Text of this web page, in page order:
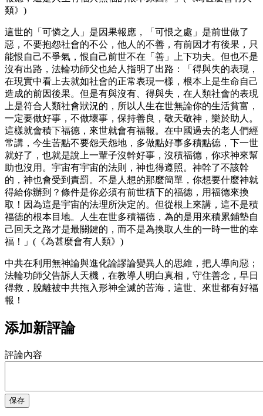
類》)
這世的「可憐之人」是因果報應，「可恨之處」是前世做了
惡，不要抱怨社會的不公，他人的不善，有前因才有後果，只
能恨自己不爭氣，恨自己前世不在「善」上下功夫。但也不是
沒有出路，法輪功師父也給人指明了出路：「得與失的表現，
在現實中看上去就如社會的正常表現一樣，根本上是生命自己
造成的前因後果。但是有與沒有、得與失，在人類社會的表現
上是符合人類社會狀況的，所以人生在世無論你的生活貧富，
一定要做好事，不做壞事，保持善良，敬天敬神，樂於助人。
這樣就會積下福德，來世就會有福報。在中國過去的老人們經
常講，今生苦點不要怨天怨地，多做點好事多積點德，下一世
就好了，也就是說上一輩子沒幹好事，沒積福德，你求神來幫
助也沒用。宇宙有宇宙的法則，神也得遵照。神幹了不該幹
的，神也會受到責罰。不是人想的那麼簡單，你想要什麼神就
得給你辦到？條件是你必須有前世積下的福德，用福德來換
取！因為這是宇宙的法理所決定的。但從根上來講，這不是積
福德的根本目地。人生在世多積福德，為的是用來積累鋪墊自
己回天之路才是最關鍵的，而不是為換取人生的一時一世的幸
福！」(《為甚麼會有人類》)
中共在利用無神論與進化論謬論變異人的思維，把人導向惡；
法輪功師父告訴人天機，在教導人明白真相，守住善念，早日
得救，脫離被中共拖入形神全滅的苦海，這世、來世都有好福
報！
添加新評論
評論內容
保存